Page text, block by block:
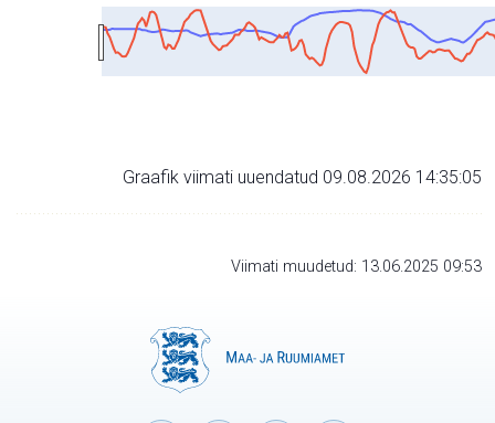
Graafik viimati uuendatud 09.08.2026 14:35:05
Viimati muudetud: 13.06.2025 09:53